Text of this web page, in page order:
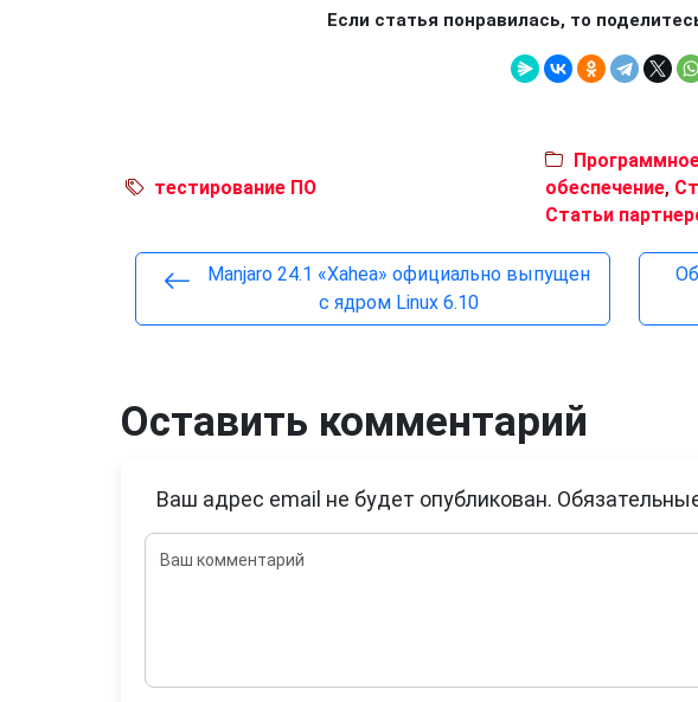
Если статья понравилась, то
тестирование ПО
обеспечение,
Статьи
Manjaro 24.1 «Xahea» официально выпущен
с ядром Linux 6.10
Оставить комментарий
Ваш адрес email не будет опубликован.